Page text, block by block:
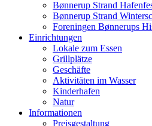
Bønnerup Strand
Bønnerup Strand
Foreningen Bønnerups
Einrichtungen
Lokale zum Essen
Grillplätze
Geschäfte
Aktivitäten im Wasser
Kinderhafen
Natur
Informationen
Preisgestaltung